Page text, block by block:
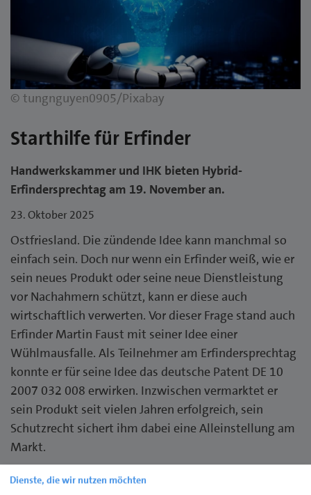
© tungnguyen0905/Pixabay
Starthilfe für Erfinder
Handwerkskammer und IHK bieten Hybrid-
Erfindersprechtag am 19. November an.
23. Oktober 2025
Ostfriesland. Die zündende Idee kann manchmal so
einfach sein. Doch nur wenn ein Erfinder weiß, wie er
sein neues Produkt oder seine neue Dienstleistung
vor Nachahmern schützt, kann er diese auch
wirtschaftlich verwerten. Vor dieser Frage stand auch
Erfinder Martin Faust mit seiner Idee einer
Wühlmausfalle. Als Teilnehmer am Erfindersprechtag
konnte er für seine Idee das deutsche Patent DE 10
2007 032 008 erwirken. Inzwischen vermarktet er
sein Produkt seit vielen Jahren erfolgreich, sein
Schutzrecht sichert ihm dabei eine Alleinstellung am
Markt.
Für alle, die – ähnlich wie Martin Faust – in dieser
Dienste, die wir nutzen möchten